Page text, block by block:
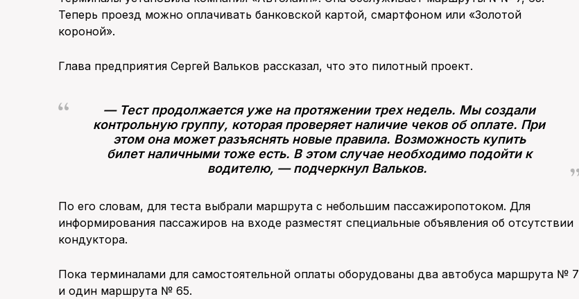
Теперь проезд можно оплачивать банковской картой, смартфоном или «Золотой
короной».
Глава предприятия Сергей Вальков рассказал, что это пилотный проект.
— Тест продолжается уже на протяжении трех недель. Мы создали
контрольную группу, которая проверяет наличие чеков об оплате. При
этом она может разъяснять новые правила. Возможность купить
билет наличными тоже есть. В этом случае необходимо подойти к
водителю, — подчеркнул Вальков.
По его словам, для теста выбрали маршрута с небольшим пассажиропотоком. Для
информирования пассажиров на входе разместят специальные объявления об отсутствии
кондуктора.
Пока терминалами для самостоятельной оплаты оборудованы два автобуса маршрута № 7
и один маршрута № 65.